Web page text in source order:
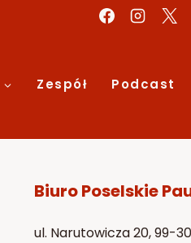
Zespół Podcast
Biuro Poselskie
ul. Narutowicza 20, 99-